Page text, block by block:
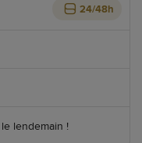
24/48h
lendemain !